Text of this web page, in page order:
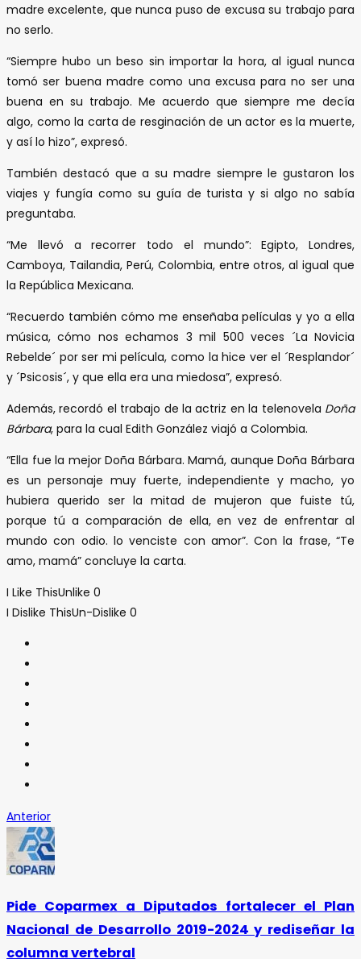
madre excelente, que nunca puso de excusa su trabajo para
no serlo.
“Siempre hubo un beso sin importar la hora, al igual nunca
tomó ser buena madre como una excusa para no ser una
buena en su trabajo. Me acuerdo que siempre me decía
algo, como la carta de resginación de un actor es la muerte,
y así lo hizo”, expresó.
También destacó que a su madre siempre le gustaron los
viajes y fungía como su guía de turista y si algo no sabía
preguntaba.
“Me llevó a recorrer todo el mundo”: Egipto, Londres,
Camboya, Tailandia, Perú, Colombia, entre otros, al igual que
la República Mexicana.
“Recuerdo también cómo me enseñaba películas y yo a ella
música, cómo nos echamos 3 mil 500 veces ´La Novicia
Rebelde´ por ser mi película, como la hice ver el ´Resplandor´
y ´Psicosis´, y que ella era una miedosa”, expresó.
Además, recordó el trabajo de la actriz en la telenovela Doña
Bárbara, para la cual Edith González viajó a Colombia.
“Ella fue la mejor Doña Bárbara. Mamá, aunque Doña Bárbara
es un personaje muy fuerte, independiente y macho, yo
hubiera querido ser la mitad de mujeron que fuiste tú,
porque tú a comparación de ella, en vez de enfrentar al
mundo con odio. lo venciste con amor”. Con la frase, “Te
amo, mamá” concluye la carta.
I Like ThisUnlike 0
I Dislike ThisUn-Dislike 0
Anterior
Pide Coparmex a Diputados fortalecer el Plan
Nacional de Desarrollo 2019-2024 y rediseñar la
columna vertebral